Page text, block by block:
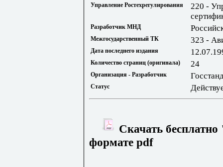
Управление Ростехрегулирования
220 -
Разработчик МНД
Межгосударственный ТК 323 -
Дата последнего издания
Количество страниц (оригинала) 24
Организация - Разработчик
Статус
Скачать
формате pdf